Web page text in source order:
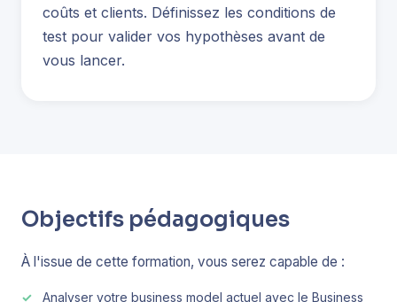
coûts et clients. Définissez les conditions de
test pour valider vos hypothèses avant de
vous lancer.
Objectifs pédagogiques
À l'issue de cette formation, vous serez capable de :
Analyser votre business model actuel avec le Business